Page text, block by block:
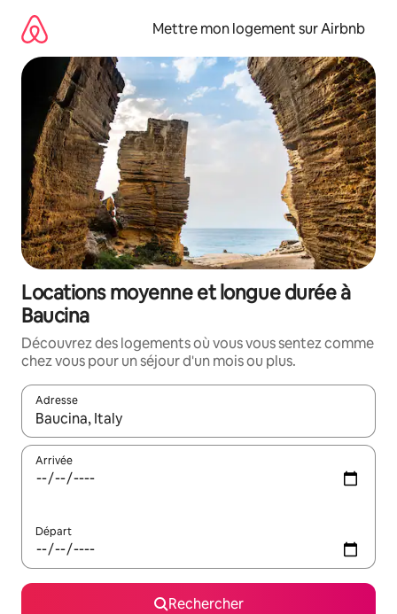
directement
contenu
Mettre mon logement sur Airbnb
Locations moyenne et longue durée à
Baucina
Découvrez des logements où vous vous sentez comme
chez vous pour un séjour d'un mois ou plus.
Adresse
Lorsque les résultats s'affichent, utilisez les flèches vers le
Arrivée
Départ
Rechercher